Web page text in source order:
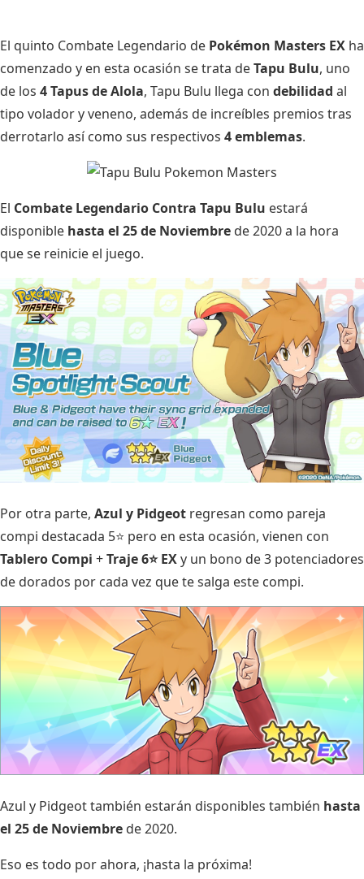
El quinto Combate Legendario de Pokémon Masters EX ha
comenzado y en esta ocasión se trata deTapu Bulu, uno
de los 4 Tapus de Alola, Tapu Bulu llega con debilidad al
tipo volador y veneno, además de increíbles premios tras
derrotarlo así como sus respectivos 4 emblemas.
El Combate Legendario Contra Tapu Bulu estará
disponible hasta el 25 de Noviembre de 2020 a la hora
que se reinicie el juego.
Por otra parte, Azul y Pidgeot regresan como pareja
compi destacada 5⭐ pero en esta ocasión, vienen con
Tablero Compi +Traje 6⭐ EXy un bono de 3 potenciadores
de dorados por cada vez que te salga este compi.
Azul y Pidgeot también estarán disponibles también hasta
el 25 de Noviembre de 2020.
Eso es todo por ahora, ¡hasta la próxima!